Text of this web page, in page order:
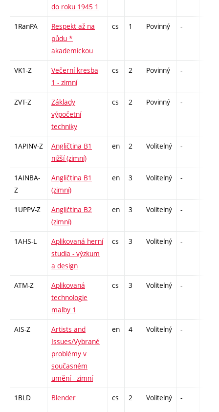
do roku 1945 1
1RanPA
Respekt až na
půdu *
akademickou
cs 1 Povinný -
VK1-Z
Večerní kresba
1 - zimní
cs 2 Povinný -
ZVT-Z
Základy
výpočetní
techniky
cs 2 Povinný -
1APINV-Z
Angličtina B1
nižší (zimní)
en 2 Volitelný -
1AINBA-
Z
Angličtina B1
(zimní)
en 3 Volitelný -
1UPPV-Z
Angličtina B2
(zimní)
en 3 Volitelný -
1AHS-L
Aplikovaná herní
studia - výzkum
a design
cs 3 Volitelný -
ATM-Z
Aplikovaná
technologie
malby 1
cs 3 Volitelný -
AIS-Z
Artists and
Issues/Vybrané
problémy v
současném
umění - zimní
en 4 Volitelný -
1BLD Blender cs 2 Volitelný -